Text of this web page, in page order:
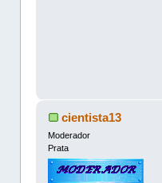
cientista13
Moderador
Prata